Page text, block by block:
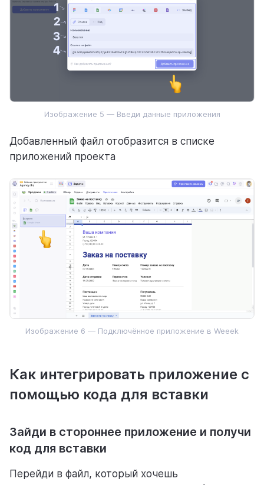
Изображение 5 — Введи данные приложения
Добавленный файл отобразится в списке
приложений проекта
Изображение 6 — Подключённое приложение в Weeek
Как интегрировать приложение с
помощью кода для вставки
Зайди в стороннее приложение и получи
код для вставки
Перейди в файл, который хочешь